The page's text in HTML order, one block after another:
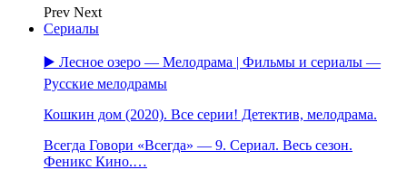
Prev Next
Сериалы
▶️ Лесное озеро — Мелодрама | Фильмы и сериалы —
Русские мелодрамы
Кошкин дом (2020). Все серии! Детектив, мелодрама.
Всегда Говори «Всегда» — 9. Сериал. Весь сезон.
Феникс Кино.…